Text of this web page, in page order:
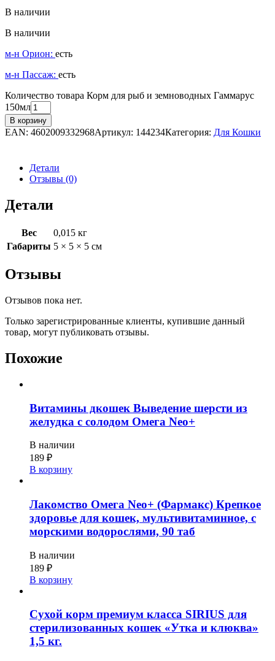
В наличии
В наличии
м-н Орион: есть
м-н Пассаж: есть
Количество товара Корм для рыб и земноводных Гаммарус
150мл
В корзину
EAN: 4602009332968Артикул: 144234Категория: Для Кошки
Детали
Отзывы (0)
Детали
Вес
0,015 кг
Габариты 5 × 5 × 5 см
Отзывы
Отзывов пока нет.
Только зарегистрированные клиенты, купившие данный
товар, могут публиковать отзывы.
Похожие
Витамины дкошек Выведение шерсти из
желудка с солодом Омега Neo+
В наличии
189 ₽
В корзину
Лакомство Омега Neo+ (Фармакс) Крепкое
здоровье для кошек, мультивитаминное, с
морскими водорослями, 90 таб
В наличии
189 ₽
В корзину
Сухой корм премиум класса SIRIUS для
стерилизованных кошек «Утка и клюква»
1,5 кг.